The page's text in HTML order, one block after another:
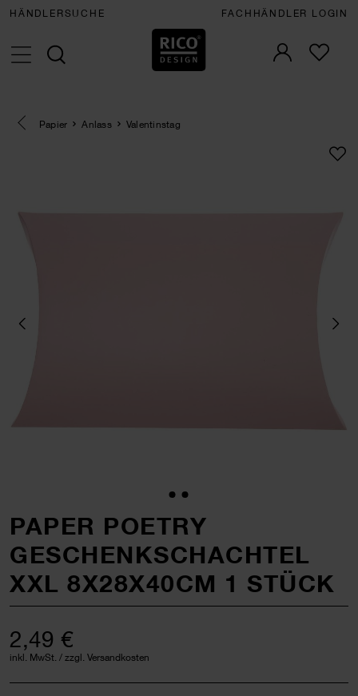
HÄNDLERSUCHE FACHHÄNDLER LOGIN
Eine Kategorie zurück navigieren
Papier Anlass Valentinstag
PAPER POETRY
GESCHENKSCHACHTEL
XXL 8X28X40CM 1 STÜCK
2,49 €
inkl. MwSt. / zzgl. Versandkosten